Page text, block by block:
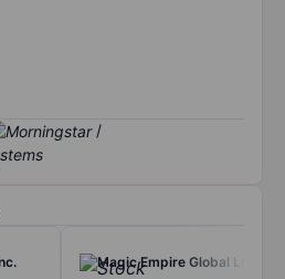
/
Magic Empire Global Ltd